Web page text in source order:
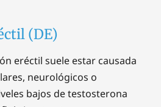
(DE)
eréctil suele estar causada
neurológicos o
bajos de testosterona